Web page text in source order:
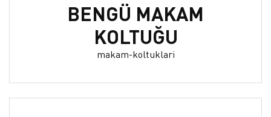
BENGÜ MAKAM
KOLTUĞU
makam-koltuklari